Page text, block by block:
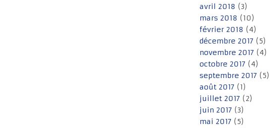
avril 2018 (3)
mars 2018 (10)
février 2018 (4)
décembre 2017 (5)
novembre 2017 (4)
octobre 2017 (4)
septembre 2017 (5)
août 2017 (1)
juillet 2017 (2)
juin 2017 (3)
mai 2017 (5)